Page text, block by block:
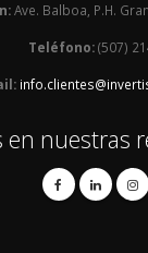
Ave. Balboa, P.H.
Teléfono:(507)
en nuestras